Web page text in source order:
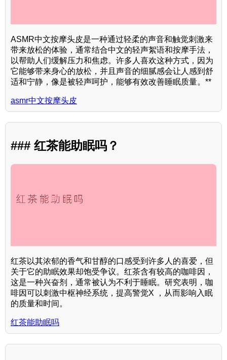
ASMR中文按摩头皮是一种通过轻柔的声音和触觉刺激来
带来放松的体验，通常结合中文的轻声絮语和按摩手法，
以帮助人们缓解压力和焦虑。许多人喜欢这种方式，因为
它能够带来身心的放松，并且声音的细腻感会让人感到舒
适和宁静，像是被轻声呵护，能够有效改善睡眠质量。**
asmr中文按摩头皮
### 红茶能助眠吗？
红茶以其浓郁的香气和甘醇的口感受到许多人的喜爱，但
关于它的助眠效果却饱受争议。红茶含有较高的咖啡因，
这是一种兴奋剂，通常被认为不利于睡眠。研究表明，咖
啡因可以刺激中枢神经系统，提高警觉X ，从而影响入眠
的质量和时间。
红茶能助眠吗